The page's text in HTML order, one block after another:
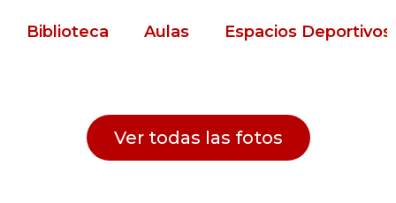
Biblioteca Aulas Espacios Deportivos
Ver todas las fotos